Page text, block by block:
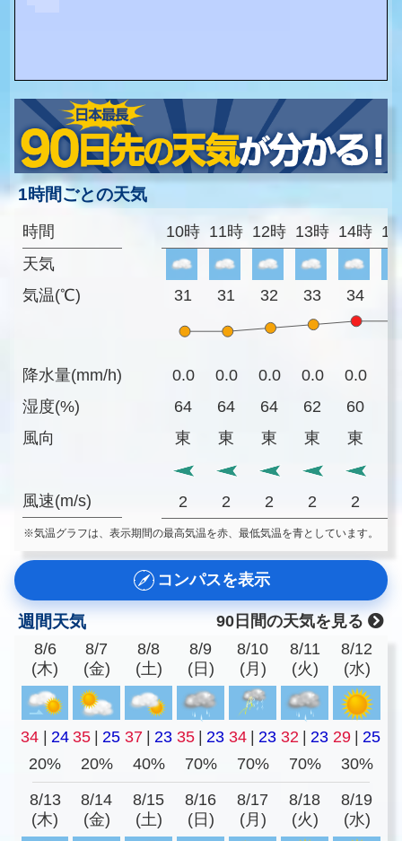
1時間ごとの天気
時間
天気
気温(℃)
降水量(mm/h)
湿度(%)
風向
風速(m/s)
10時 11時 12時 13時 14時
31 31 32 33 34
0.0 0.0 0.0 0.0 0.0
64
64 64 62 60
東
東 東 東 東
2 2 2 2 2
※気温グラフは、表示期間の最高気温を赤、最低気温を青としています。
コンパスを表示
週間天気
90日間の天気を見る
8/6
(木)
8/7
(金)
8/8
(土)
8/9
(日)
8/10
(月)
8/11
(火)
8/12
(水)
34 24 35 25 37 23 35 23 34 23 32 23 29
25
20%
20% 40% 70% 70% 70% 30%
8/13
(木)
8/14
(金)
8/15
(土)
8/16
(日)
8/17
(月)
8/18
(火)
8/19
(水)